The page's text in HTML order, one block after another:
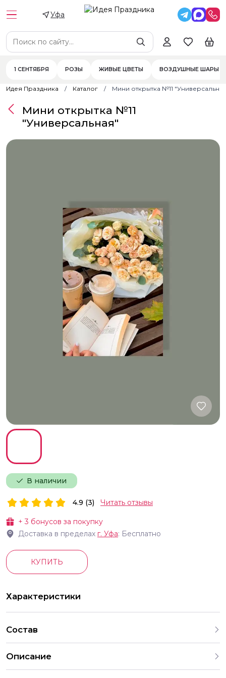
Уфа
1 СЕНТЯБРЯ РОЗЫ ЖИВЫЕ ЦВЕТЫ ВОЗДУШНЫЕ ШАРЫ
Идея Праздника Каталог Мини открытка №11
В наличии
Мини открытка №11
"Универсальная"
+3 бонусов за покупку
Доставка в пределах г. Уфа: Бесплатно
4.9 (3) Читать отзывы
КУПИТЬ
Характеристики
Состав
Описание